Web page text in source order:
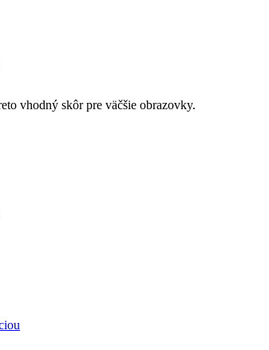
vhodný skôr pre väčšie obrazovky.